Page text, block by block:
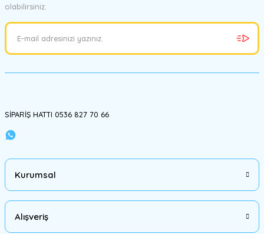
olabilirsiniz.
SİPARİŞ HATTI 0536 827 70 66
Kurumsal
Alışveriş